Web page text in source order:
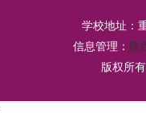
学校地址：
信息管理： 陕
版权所